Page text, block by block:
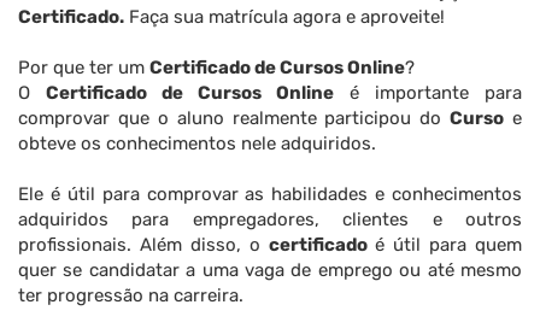
Certificado. Faça sua matrícula agora e aproveite!
Por que ter um Certificado de Cursos Online?
O Certificado de Cursos Online é importante para
comprovar que o aluno realmente participou doCurso e
obteve os conhecimentos nele adquiridos.
Ele é útil para comprovar as habilidades e conhecimentos
adquiridos para empregadores, clientes e outros
profissionais. Além disso, o certificadoé útil para quem
quer se candidatar a uma vaga de emprego ou até mesmo
ter progressão na carreira.